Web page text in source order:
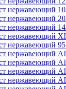
нержавеющий
нержавеющий
нержавеющий
нержавеющий
нержавеющий
нержавеющий
нержавеющий
нержавеющий
нержавеющий